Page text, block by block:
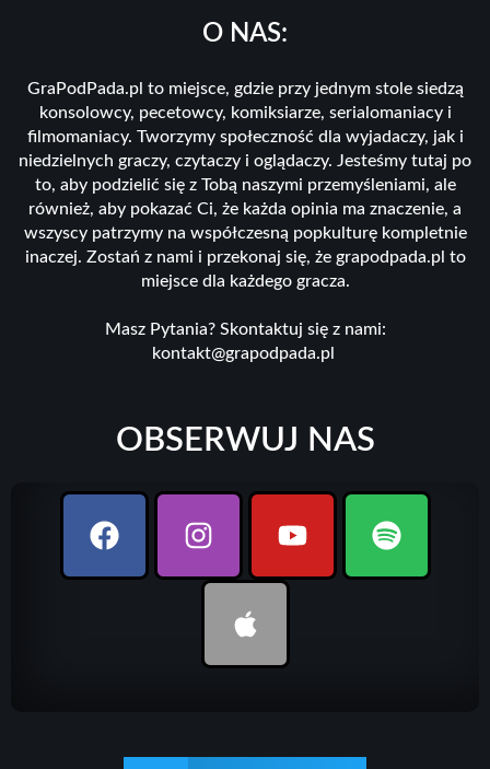
O NAS:
GraPodPada.pl to miejsce, gdzie przy jednym stole siedzą
konsolowcy, pecetowcy, komiksiarze, serialomaniacy i
filmomaniacy. Tworzymy społeczność dla wyjadaczy, jak i
niedzielnych graczy, czytaczy i oglądaczy. Jesteśmy tutaj po
to, aby podzielić się z Tobą naszymi przemyśleniami, ale
również, aby pokazać Ci, że każda opinia ma znaczenie, a
wszyscy patrzymy na współczesną popkulturę kompletnie
inaczej. Zostań z nami i przekonaj się, że grapodpada.pl to
miejsce dla każdego gracza.
Masz Pytania? Skontaktuj się z nami:
kontakt@grapodpada.pl
OBSERWUJ NAS